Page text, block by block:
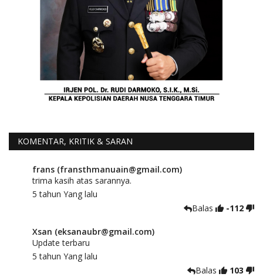
KOMENTAR, KRITIK & SARAN
frans (fransthmanuain@gmail.com)
trima kasih atas sarannya.
5 tahun Yang lalu
Balas
-112
Xsan (eksanaubr@gmail.com)
Update terbaru
5 tahun Yang lalu
Balas
103